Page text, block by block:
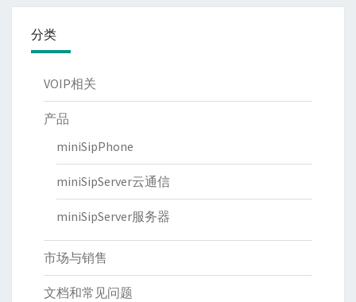
分类
VOIP相关
产品
miniSipPhone
miniSipServer云通信
miniSipServer服务器
市场与销售
文档和常见问题